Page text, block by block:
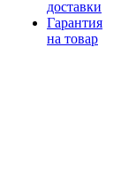
доставки
Гарантия
на товар